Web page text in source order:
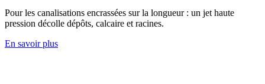
Pour les canalisations encrassées sur la longueur : un jet haute
pression décolle dépôts, calcaire et racines.
En savoir plus